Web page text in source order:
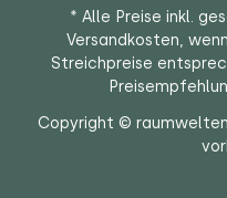
* Alle Preise inkl.
Versandkosten,
Streichpreise
Copyright ©